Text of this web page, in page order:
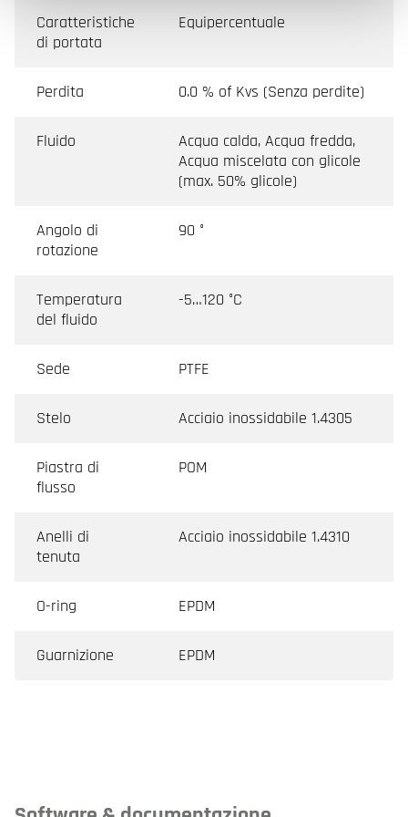
Caratteristiche
di portata
Equipercentuale
Perdita 0.0 % of Kvs (Senza perdite)
Fluido
Acqua calda, Acqua fredda,
Acqua miscelata con glicole
(max. 50% glicole)
Angolo di
rotazione
90 °
Temperatura
del fluido
-5…120 °C
Sede PTFE
Stelo Acciaio inossidabile 1.4305
Piastra di
flusso
POM
Anelli di
tenuta
Acciaio inossidabile 1.4310
O-ring EPDM
Guarnizione EPDM